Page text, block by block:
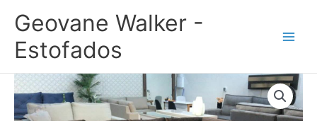
para
conteúdo
Geovane Walker -
Estofados
Sofá
de
Canto